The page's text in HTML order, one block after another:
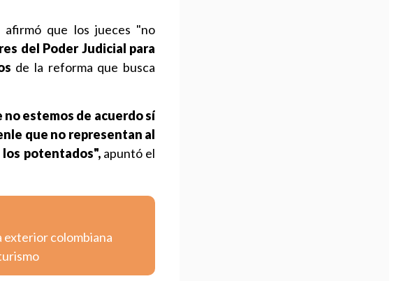
afirmó que los jueces "no
del Poder Judicial para
de la reforma que busca
no estemos de acuerdo sí
que no representan al
potentados",apuntó el
exterior colombiana